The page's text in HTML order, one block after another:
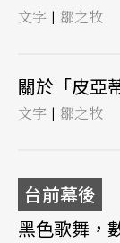
文字 | 鄒之牧
關於「皮亞
文字 | 鄒之牧
台前幕後
黑色歌舞，